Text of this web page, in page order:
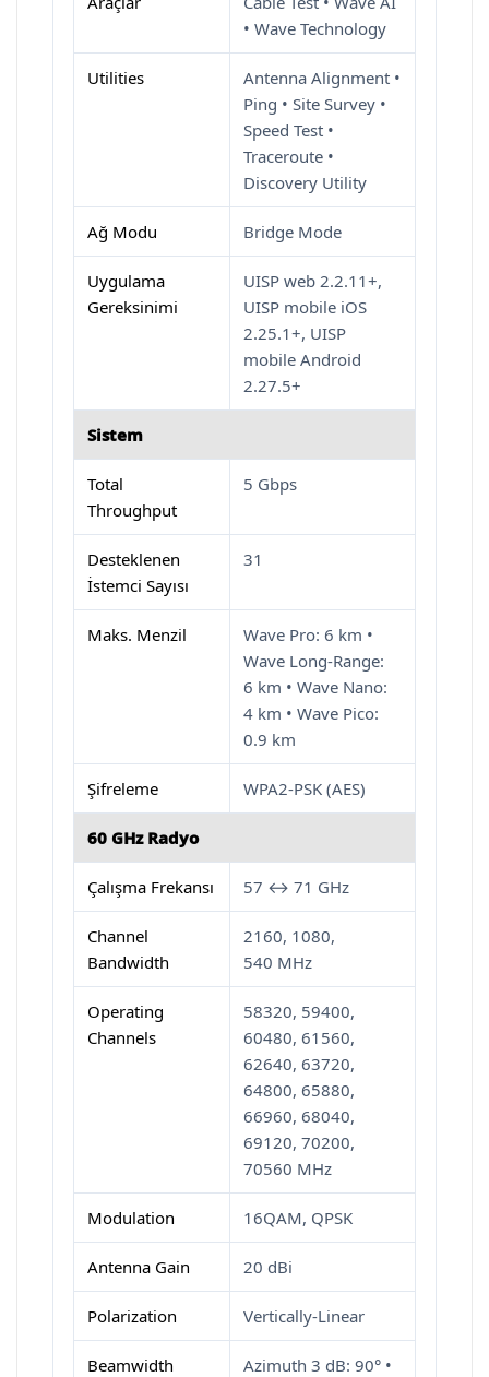
• Wave Technology
Utilities
Antenna Alignment •
Ping • Site Survey •
Speed Test •
Traceroute •
Discovery Utility
Ağ Modu Bridge Mode
Uygulama
Gereksinimi
UISP web 2.2.11+,
UISP mobile iOS
2.25.1+, UISP
mobile Android
2.27.5+
Sistem
Total
Throughput
5 Gbps
Desteklenen
İstemci Sayısı
31
Maks. Menzil
Wave Pro: 6 km •
Wave Long-Range:
6 km • Wave Nano:
4 km • Wave Pico:
0.9 km
Şifreleme WPA2-PSK (AES)
60 GHz Radyo
Çalışma Frekansı 57 ↔ 71 GHz
Channel
Bandwidth
2160, 1080,
540 MHz
Operating
Channels
58320, 59400,
60480, 61560,
62640, 63720,
64800, 65880,
66960, 68040,
69120, 70200,
70560 MHz
Modulation 16QAM, QPSK
Antenna Gain 20 dBi
Polarization Vertically-Linear
Beamwidth
Azimuth 3 dB: 90° •